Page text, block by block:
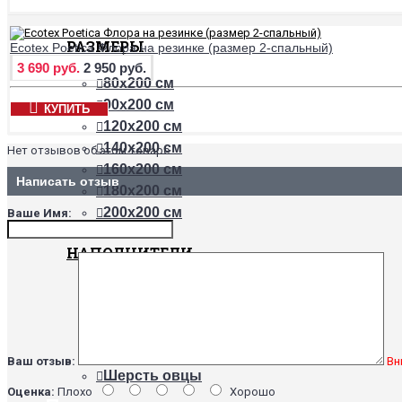
РАЗМЕРЫ
80х200 см
90х200 см
120х200 см
140х200 см
160х200 см
180х200 см
200х200 см
НАПОЛНИТЕЛИ
Шерсть овцы
Ecotex Poetica Флора на резинке (размер 2-спальный)
3 690 руб. 2 950 руб.
КУПИТЬ
Нет отзывов об этом товаре.
Написать отзыв
Ваше Имя:
Ваш отзыв:
Оценка: Плохо Хорошо